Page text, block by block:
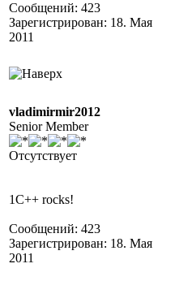
Сообщений: 423
Зарегистрирован: 18. Мая
2011
vladimirmir2012
Senior Member
Отсутствует
1C++ rocks!
Сообщений: 423
Зарегистрирован: 18. Мая
2011